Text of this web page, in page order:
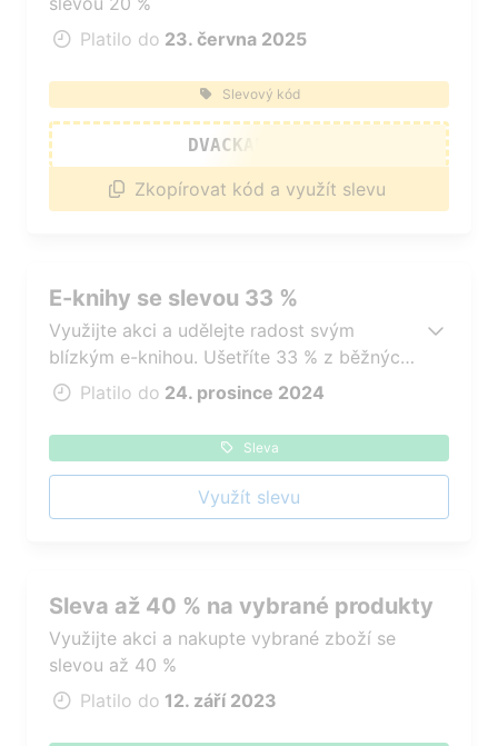
Platilo do 23. června 2025
Slevový kód
DVACKADOBRA
Zkopírovat kód a využít slevu
E-knihy se slevou 33 %
Využijte akci a udělejte radost svým
blízkým e-knihou. Ušetříte 33 % z běžných
prodejních cen.
Platilo do 24. prosince 2024
Sleva
Využít slevu
Sleva až 40 % na vybrané produkty
Využijte akci a nakupte vybrané zboží se
slevou až 40 %
Platilo do 12. září 2023